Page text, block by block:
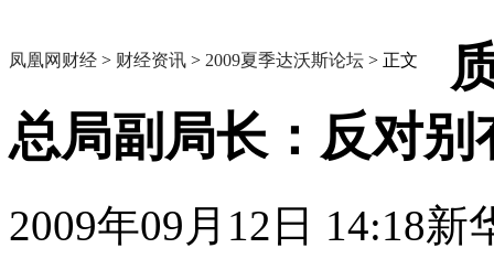
凤凰网财经 > 财经资讯 > 2009夏季达沃斯论坛 > 正文
总局副局长：反对
2009年09月12日 14:18新